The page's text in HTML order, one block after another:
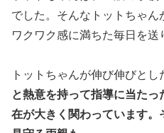
でした。そんなトットちゃん
ワクワク感に満ちた毎日を送
トットちゃんが伸び伸びとし
と熱意を持って指導に当た
在が大きく関わっています。